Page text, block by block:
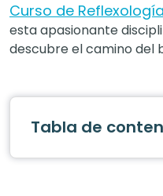
Curso de
esta apasionante
descubre el camino del
Tabla de